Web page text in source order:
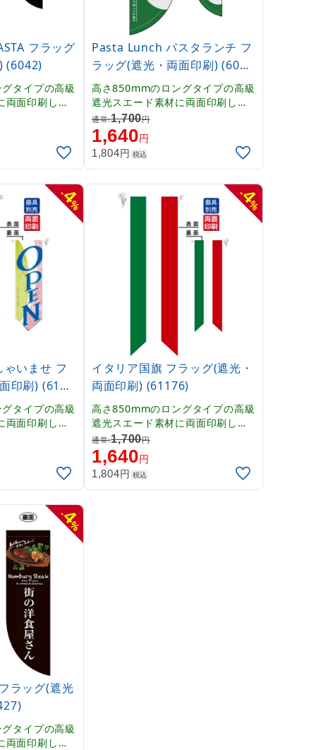
フラッグ
(6042)
タイプの高級
両面印刷した
表示内容「P
」
Pasta Lunch パスタランチ フ
ラッグ(遮光・両面印刷) (6043
)
高さ850mmのロングタイプの高級
遮光スエード素材に両面印刷した
本格派販促フラッグ。表示内容「P
asta Lunch パスタランチ」
通常:1,700円
1,640円
1,804円 税込
-
4
%
ゃいませ フ
印刷) (6118
タイプの高級
両面印刷した
表示内容「
ませ」
-
4
%
イタリア国旗 フラッグ(遮光・
両面印刷) (61176)
高さ850mmのロングタイプの高級
遮光スエード素材に両面印刷した
本格派販促フラッグ。表示内容「
イタリア国旗」
通常:1,700円
1,640円
1,804円 税込
-
4
%
ラッグ(遮光
タイプの高級
両面印刷した